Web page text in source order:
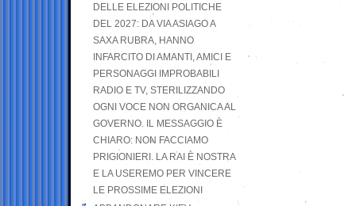
DELLE ELEZIONI POLITICHE
DEL 2027: DA VIA ASIAGO A
SAXA RUBRA, HANNO
INFARCITO DI AMANTI, AMICI E
PERSONAGGI IMPROBABILI
RADIO E TV, STERILIZZANDO
OGNI VOCE NON ORGANICA AL
GOVERNO. IL MESSAGGIO È
CHIARO: NON FACCIAMO
PRIGIONIERI. LA RAI È NOSTRA
E LA USEREMO PER VINCERE
LE PROSSIME ELEZIONI